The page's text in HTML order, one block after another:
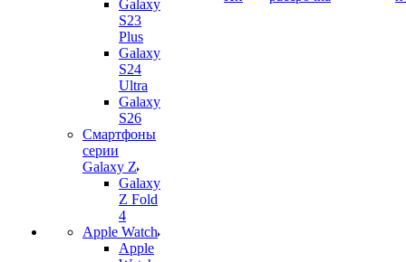
Galaxy
S23
Plus
Galaxy
S24
Ultra
Galaxy
S26
Смартфоны
серии
Galaxy Z
Galaxy
Z Fold
4
Apple Watch
Apple